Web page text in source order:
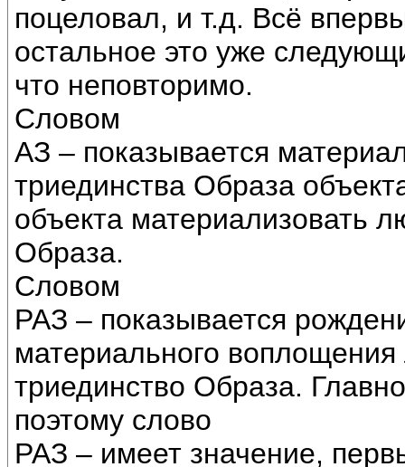
поцеловал, и т.д. Всё
остальное это уже
что неповторимо.
Словом
АЗ – показывается
триединства Образа
объекта материализовать
Образа.
Словом
РАЗ – показывается
материального
триединство Образа.
поэтому слово
РАЗ – имеет значение,